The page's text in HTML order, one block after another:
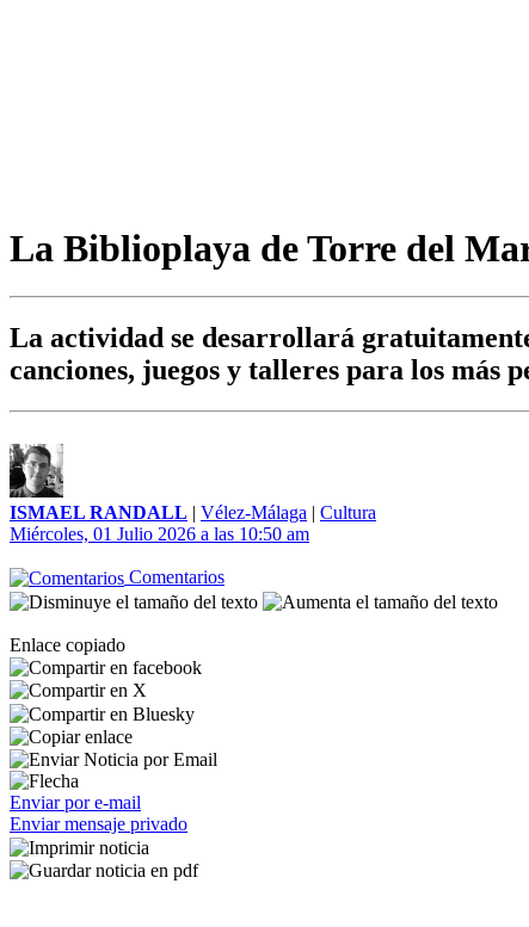
La Biblioplaya de Torre del
La actividad se desarrollará
canciones, juegos y talleres para los más
ISMAEL RANDALL | Vélez-Málaga | Cultura
Miércoles, 01 Julio 2026 a las 10:50 am
Comentarios
Enlace copiado
Enviar por e-mail
Enviar mensaje privado